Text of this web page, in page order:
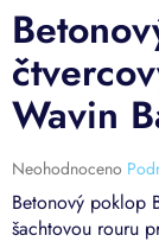
Betonový poklop
šachtovou rouru
Wavin
Průměrné
hodnocení
produktu
je
Neohodnoceno